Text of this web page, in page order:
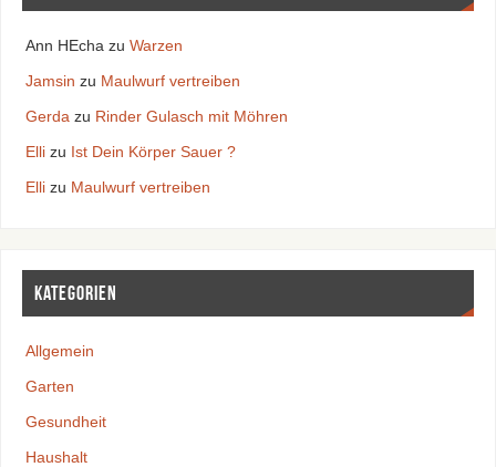
Ann HEcha zu Warzen
Jamsin zu Maulwurf vertreiben
Gerda zu Rinder Gulasch mit Möhren
Ellizu Ist Dein Körper Sauer ?
Ellizu Maulwurf vertreiben
Kategorien
Allgemein
Garten
Gesundheit
Haushalt